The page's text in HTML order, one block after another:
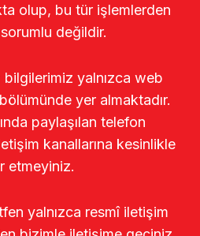
olup, bu tür işlemlerden
değildir.
yalnızca web
yer almaktadır.
paylaşılan telefon
kanallarına kesinlikle
etmeyiniz.
yalnızca resmî iletişim